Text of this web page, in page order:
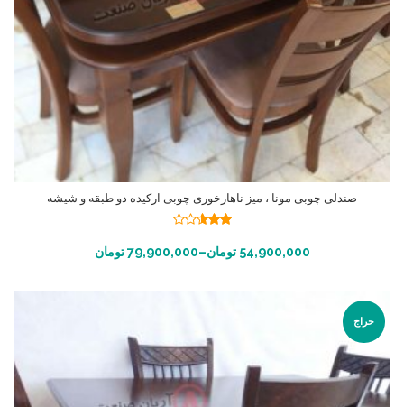
صندلی چوبی مونا ، میز ناهارخوری چوبی ارکیده دو طبقه و شیشه
از 5
54,900,000 تومان–
79,900,000 تومان انتخاب گزینه ها
حراج